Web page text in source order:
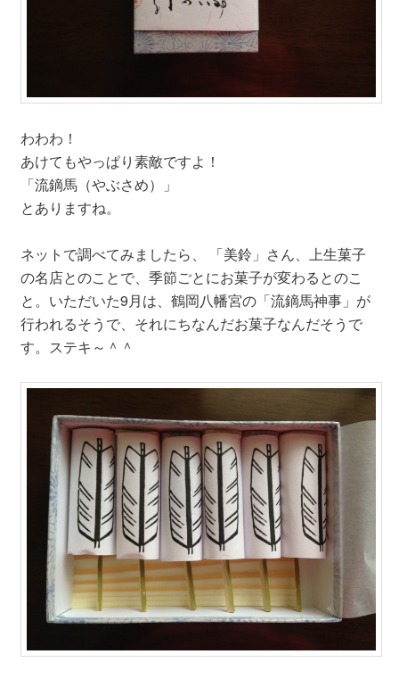
わわわ！
あけてもやっぱり素敵ですよ！
「流鏑馬（やぶさめ）」
とありますね。
ネットで調べてみましたら、 「美鈴」さん、上生菓子
の名店とのことで、季節ごとにお菓子が変わるとのこ
と。いただいた9月は、鶴岡八幡宮の「流鏑馬神事」が
行われるそうで、それにちなんだお菓子なんだそうで
す。ステキ～＾＾